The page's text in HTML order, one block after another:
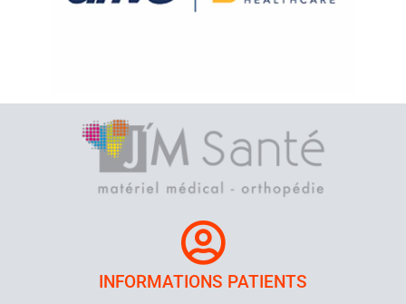
INFORMATIONS PATIENTS